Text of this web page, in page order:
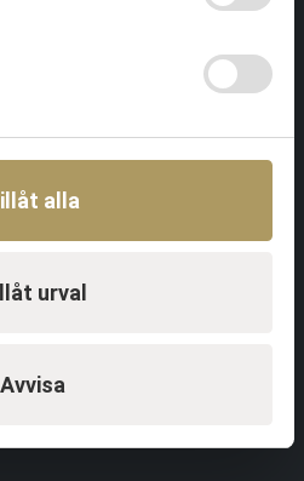
alla
urval
Avvisa